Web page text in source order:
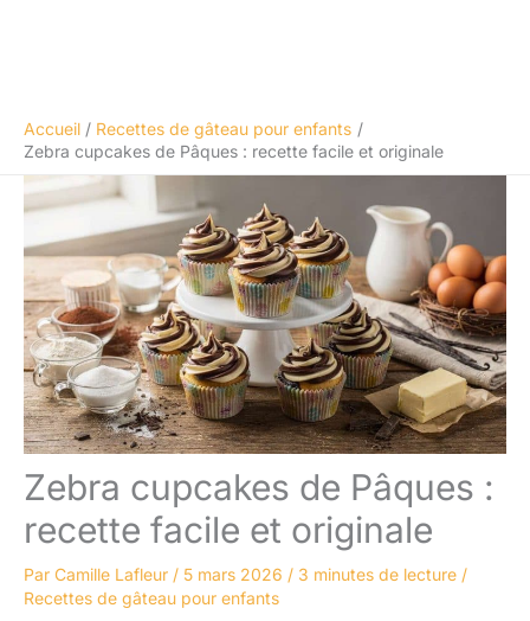
Accueil
Recettes de gâteau pour enfants
Zebra cupcakes de Pâques : recette facile et originale
Zebra cupcakes de Pâques :
recette facile et originale
Par Camille Lafleur / 5 mars 2026 / 3 minutes de lecture /
Recettes de gâteau pour enfants